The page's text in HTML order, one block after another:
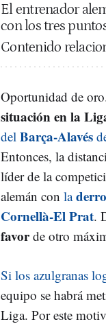
El entrenador
con los tres
Contenido
Oportunidad de
situación en la
del Barça-Alavés
Entonces, la
líder de la
alemán con la
Cornellà-El Prat.
favorde otro
Si los azulgranas
equipo se habrá
Liga. Por este